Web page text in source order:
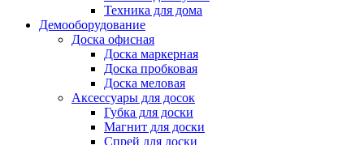
Техника для дома
Демооборудование
Доска офисная
Доска маркерная
Доска пробковая
Доска меловая
Аксессуары для досок
Губка для доски
Магнит для доски
Спрей для доски